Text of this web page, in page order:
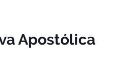
Apostólica